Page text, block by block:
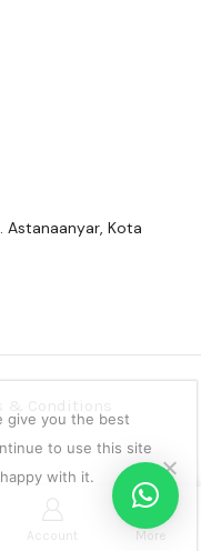
Account More
Astanaanyar, Kota
Indonesia
give you the best
to use this site
with it.